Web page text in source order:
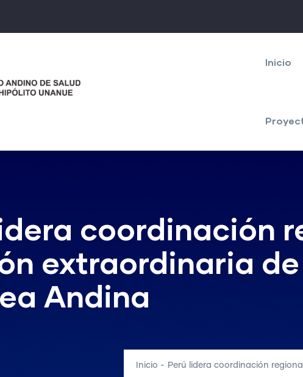
principal
Inicio
coordinación
extraordinaria
Andina
Inicio - Perú lidera coordinación